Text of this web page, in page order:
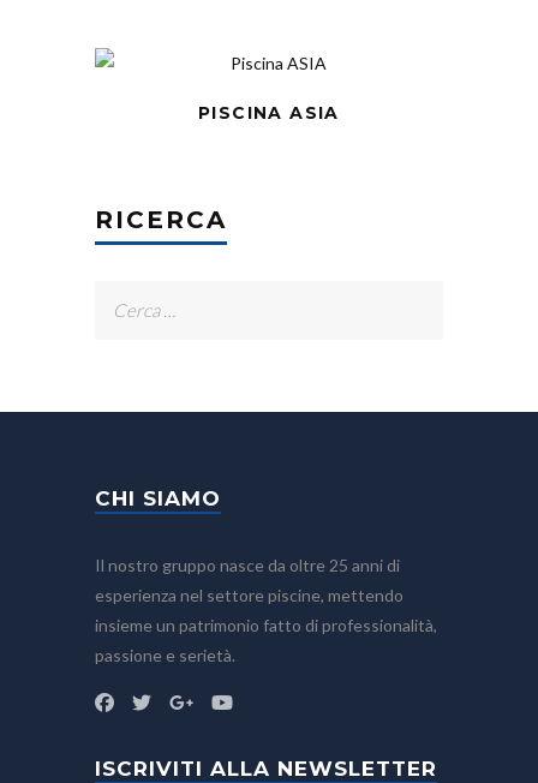
PISCINA ASIA
RICERCA
CHI SIAMO
Il nostro gruppo nasce da oltre 25 anni di
esperienza nel settore piscine, mettendo
insieme un patrimonio fatto di professionalità,
passione e serietà.
ISCRIVITI ALLA NEWSLETTER